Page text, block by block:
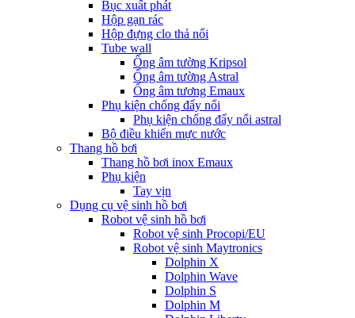
Bục xuất phát
Hộp gạn rác
Hộp đựng clo thả nổi
Tube wall
Ống âm tường Kripsol
Ống âm tường Astral
Ống âm tương Emaux
Phụ kiện chống đẩy nổi
Phụ kiện chống đẩy nổi astral
Bộ điều khiển mực nước
Thang hồ bơi
Thang hồ bơi inox Emaux
Phụ kiện
Tay vịn
Dụng cụ vệ sinh hồ bơi
Robot vệ sinh hồ bơi
Robot vệ sinh Procopi/EU
Robot vệ sinh Maytronics
Dolphin X
Dolphin Wave
Dolphin S
Dolphin M